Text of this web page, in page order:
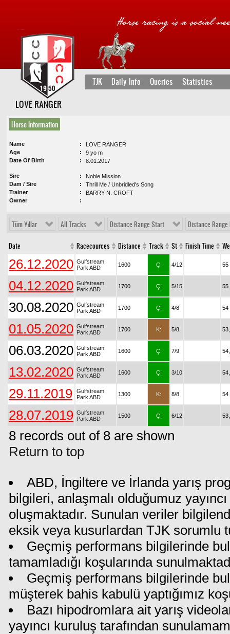
TJK Daily Info Queries Statistics
LOVE RANGER
Horse Information
Name
LOVE RANGER
Age
9 yo m
Date Of Birth
8.01.2017
Sire
Noble Mission
Dam / Sire
Thrill Me / Unbridled's Song
Trainer
BARRY N. CROFT
Owner
Tüm Yıllar All Tracks Distance Range Start Distance Range
Date Racecources Distance Track St Finish Time
26.12.2020 Gulfstream
Park ABD
1600 Ç: 4/12 55
04.12.2020 Gulfstream
Park ABD
1700 Ç: 5/15 55
30.08.2020 Gulfstream
Park ABD
1700 Ç: 4/8 54
01.05.2020 Gulfstream
Park ABD
1700 K: 5/8
06.03.2020 Gulfstream
Park ABD
1600 Ç: 7/9
13.02.2020 Gulfstream
Park ABD
1600 Ç: 3/10
29.11.2019
Gulfstream
Park ABD
1300 K: 8/8 54
28.07.2019 Gulfstream
Park ABD
1500 Ç: 6/12
8 records out of 8 are shown
Return to top
ABD, İngiltere ve İrlanda yarış
bilgileri, anlaşmalı olduğumuz
oluşmaktadır. Sunulan veriler
eksik veya kusurlardan TJK sorumlu
Geçmiş performans bilgilerinde
tamamladığı koşularında
Geçmiş performans bilgilerinde
müşterek bahis kabulü yaptığımız
Bazı hipodromlara ait yarış
yayıncı kuruluş tarafından